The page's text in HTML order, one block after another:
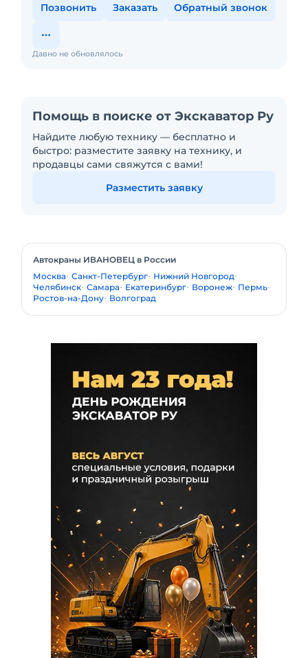
Позвонить Заказать Обратный звонок
Давно не обновлялось
Помощь в поиске от Экскаватор Ру
Найдите любую технику — бесплатно и
быстро: разместите заявку на технику, и
продавцы сами свяжутся с вами!
Разместить заявку
Автокраны ИВАНОВЕЦ в России
Москва Санкт-Петербург Нижний Новгород
Челябинск Самара Екатеринбург Воронеж Пермь
Ростов-на-Дону Волгоград